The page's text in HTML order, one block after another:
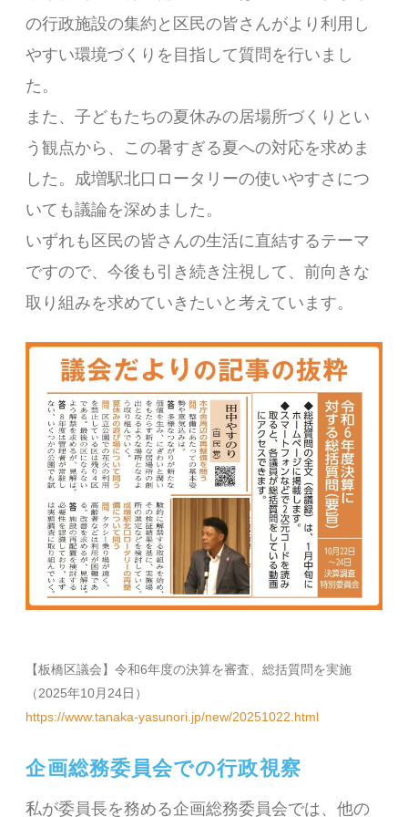
の行政施設の集約と区民の皆さんがより利用し
やすい環境づくりを目指して質問を行いまし
た。
また、子どもたちの夏休みの居場所づくりとい
う観点から、この暑すぎる夏への対応を求めま
した。成増駅北口ロータリーの使いやすさにつ
いても議論を深めました。
いずれも区民の皆さんの生活に直結するテーマ
ですので、今後も引き続き注視して、前向きな
取り組みを求めていきたいと考えています。
【板橋区議会】令和6年度の決算を審査、総括質問を実施
（2025年10月24日）
https://www.tanaka-yasunori.jp/new/20251022.html
企画総務委員会での行政視察
私が委員長を務める企画総務委員会では、他の